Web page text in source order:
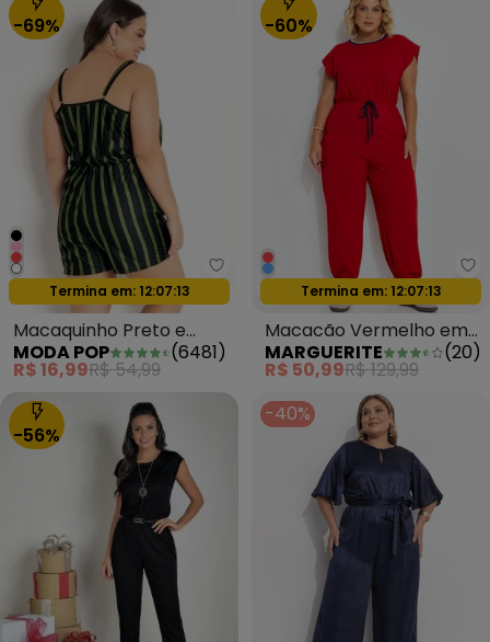
-69%
Moda Pop - Macaquinho Preto
Oferta relâmpago
Termina em:12:07:11
Macaquinho Preto e
Verde com Alças
MODA POP (6481)
R$ 16,99R$ 54,99
-60%
Oferta relâmpago
Termina em:12:07:11
Macacão Vermelho em
Malha de Algodão
MARGUERITE (20)
R$ 50,99R$ 129,99
-56%
-40%